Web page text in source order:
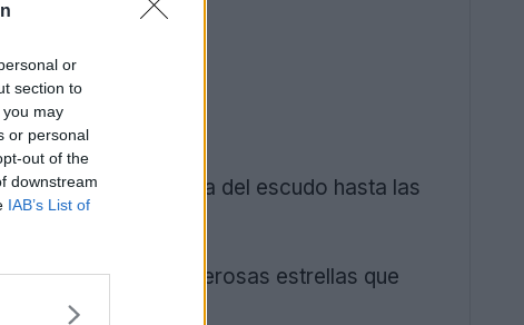
or
section to
may
or personal
out of the
downstream
IAB’s List of
desde la forma del escudo hasta las
total de las numerosas estrellas que